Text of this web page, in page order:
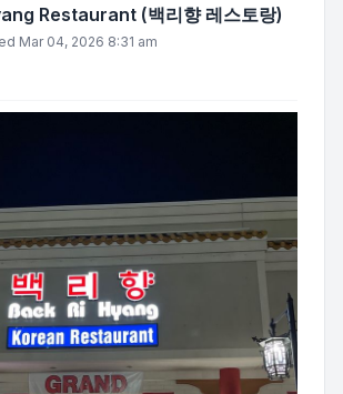
Restaurant (백리향 레스토랑)
Mar 04, 2026 8:31 am